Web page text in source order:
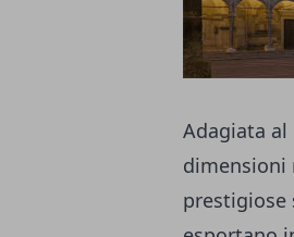
Adagiata al
dimensioni
prestigiose